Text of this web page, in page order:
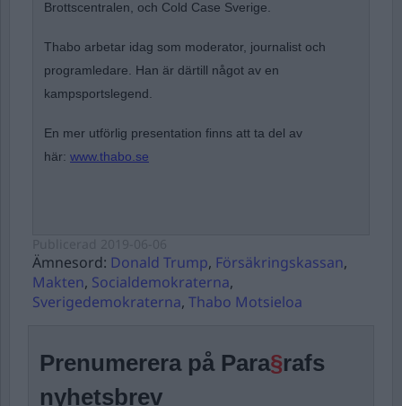
Brottscentralen, och Cold Case Sverige.
Thabo arbetar idag som moderator, journalist och
programledare. Han är därtill något av en
kampsportslegend.
En mer utförlig presentation finns att ta del av
här: www.thabo.se
Ämnesord: Donald Trump, Försäkringskassan,
Makten, Socialdemokraterna,
Sverigedemokraterna, Thabo Motsieloa
Prenumerera på Para§rafs
nyhetsbrev